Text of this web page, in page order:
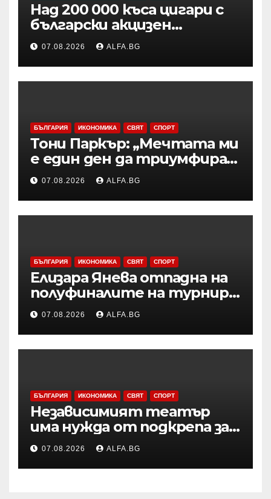
Над 200 000 къса цигари с
български акцизен
бандерол са задържани при
проверка на товарен
автомобил в района на
Видин
07.08.2026 ALFA.BG
БЪЛГАРИЯ ИКОНОМИКА СВЯТ СПОРТ
Тони Паркър: „Мечтата ми
е един ден да триумфирам
с АСВЕЛ и да стана
шампион на НБА Европа“
07.08.2026 ALFA.BG
БЪЛГАРИЯ ИКОНОМИКА СВЯТ СПОРТ
Елизара Янева отпадна на
полуфиналите на турнир
по тенис УТА 125 във
Варшава, ще запише ново
рекордно класиране в
световната ранглиста в
07.08.2026 ALFA.BG
БЪЛГАРИЯ ИКОНОМИКА СВЯТ СПОРТ
Независимият театър
има нужда от подкрепа за
копродукции с
държавните сцени,
смятат Боряна Йовкова и
07.08.2026 ALFA.BG